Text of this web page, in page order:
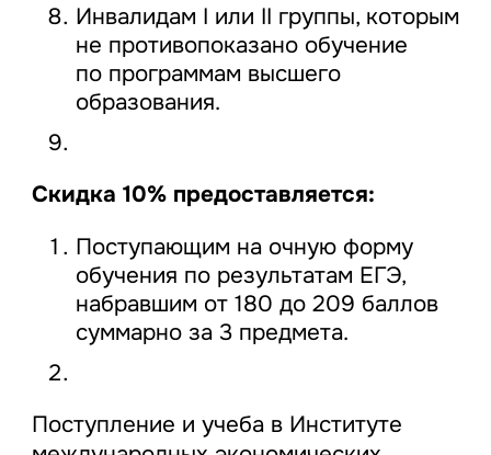
Инвалидам I или II группы, которым
не противопоказано обучение
по программам высшего
образования.
Скидка 10% предоставляется:
Поступающим на очную форму
обучения по результатам ЕГЭ,
набравшим от 180 до 209 баллов
суммарно за 3 предмета.
Поступление и учеба в Институте